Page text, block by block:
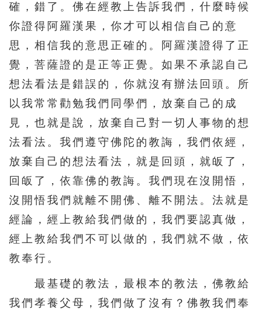
確，錯了。佛在經教上告訴我們，什麼時候
你證得阿羅漢果，你才可以相信自己的意
思，相信我的意思正確的。阿羅漢證得了正
覺，菩薩證的是正等正覺。如果不承認自己
想法看法是錯誤的，你就沒有辦法回頭。所
以我常常勸勉我們同學們，放棄自己的成
見，也就是說，放棄自己對一切人事物的想
法看法。我們遵守佛陀的教誨，我們依經，
放棄自己的想法看法，就是回頭，就皈了，
回皈了，依靠佛的教誨。我們現在沒開悟，
沒開悟我們就離不開佛、離不開法。法就是
經論，經上教給我們做的，我們要認真做，
經上教給我們不可以做的，我們就不做，依
教奉行。
最基礎的教法，最根本的教法，佛教給
我們孝養父母，我們做了沒有？佛教我們奉